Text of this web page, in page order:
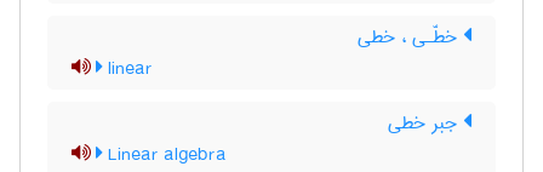
خطّـی ، خطی
linear
جبر خطی
Linear algebra